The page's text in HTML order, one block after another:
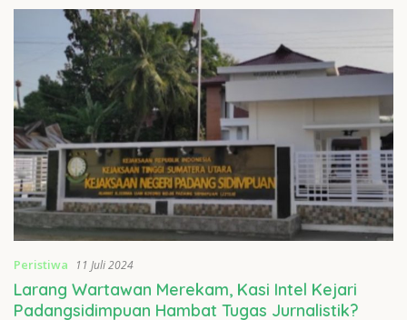
Peristiwa 11 Juli 2024
Larang Wartawan Merekam, Kasi Intel Kejari
Padangsidimpuan Hambat Tugas Jurnalistik?